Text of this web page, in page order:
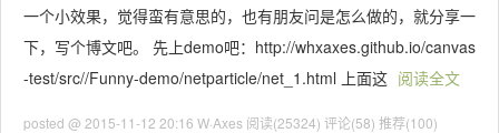
一个小效果，觉得蛮有意思的，也有朋友问是怎么做的，就分享一
下，写个博文吧。 先上demo吧：http://whxaxes.github.io/canvas
-test/src//Funny-demo/netparticle/net_1.html 上面这 阅读全文
posted @ 2015-11-12 20:16 W·Axes 阅读(25324) 评论(58) 推荐(100)